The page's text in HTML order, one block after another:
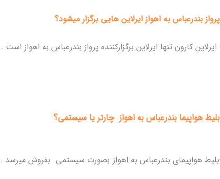
بندرعباس به اهواز ایرلاین هایی برگزار میشود؟
کارون تنها ایرلاین برگزارکننده پرواز بندرعباس به اهواز است .
هواپیما بندرعباس به اهوازچارتر یا سیستمی؟
بلیط هواپیمای بندرعباس به اهواز بصورت سیستمی بفروش میرسد .